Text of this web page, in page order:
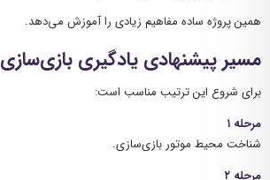
همین پروژه ساده مفاهیم زیادی را آموزش می‌دهد.
مسیر پیشنهادی یادگیری بازی‌سازی
برای شروع این ترتیب مناسب است:
مرحله ۱
شناخت محیط موتور بازی‌سازی.